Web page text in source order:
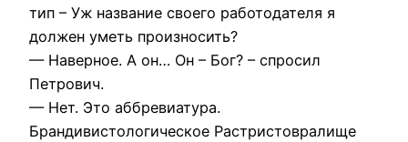
тип – Уж название своего работодателя я
должен уметь произносить?
— Наверное. А он… Он – Бог? – спросил
Петрович.
— Нет. Это аббревиатура.
Брандивистологическое Растристовралище